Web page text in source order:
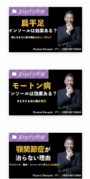
足ゆびの学校
足ゆびの学校
足ゆびの学校